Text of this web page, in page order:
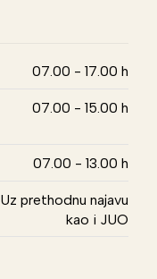
07.00 - 17.00 h
07.00 - 15.00 h
07.00 - 13.00 h
Uz prethodnu najavu
kao i JUO